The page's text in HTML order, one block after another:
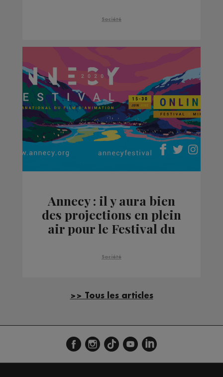
end
Société
Annecy : il y aura bien
des projections en plein
air pour le Festival du
Société
>> Tous les articles